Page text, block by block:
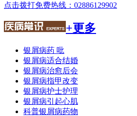
点击拨打免费热线：02886129902
+更多
银屑病药 吡
银屑病适合结婚
银屑病治愈后会
银屑病指甲改变
银屑病护士护理
银屑病引起心肌
科普银屑病药物